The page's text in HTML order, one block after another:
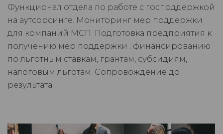
Функционал отдела по работе с господдержкой
на аутсорсинге. Мониторинг мер поддержки
для компаний МСП. Подготовка предприятия к
получению мер поддержки : финансированию
по льготным ставкам, грантам, субсидиям,
налоговым льготам. Сопровождение до
результата.